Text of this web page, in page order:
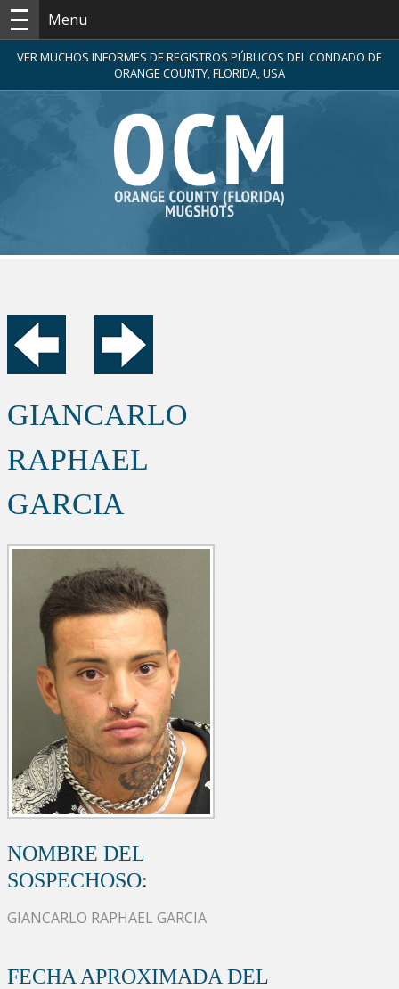
Menu
VER MUCHOS INFORMES DE REGISTROS PÚBLICOS DEL CONDADO DE
ORANGE COUNTY, FLORIDA, USA
GIANCARLO
RAPHAEL
GARCIA
NOMBRE DEL
SOSPECHOSO:
GIANCARLO RAPHAEL GARCIA
FECHA APROXIMADA DEL